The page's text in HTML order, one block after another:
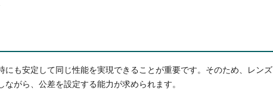
も安定して同じ性能を実現できることが重要です。そのため、レンズ
がら、公差を設定する能力が求められます。